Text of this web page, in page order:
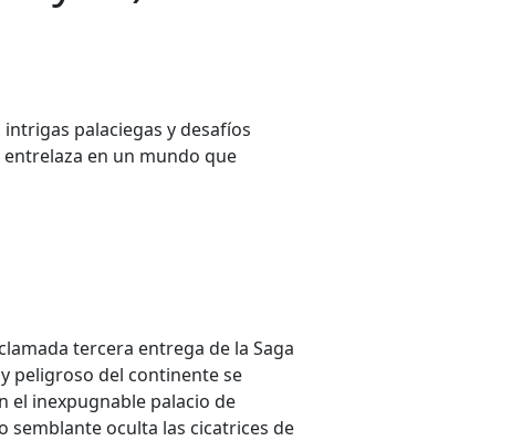
palaciegas y desafíos
en un mundo que
tercera entrega de la Saga
peligroso del continente se
el inexpugnable palacio de
oculta las cicatrices de